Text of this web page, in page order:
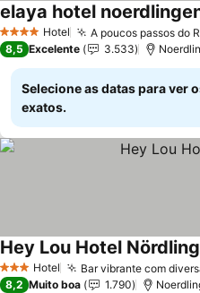
4 EstrelasHotel A poucos passos do
8,5 Excelente 3.533
Selecione as datas para ver
exatos.
3 EstrelasHotel Bar vibrante com
Hey Lou Hotel
8,2 Muito boa 1.790